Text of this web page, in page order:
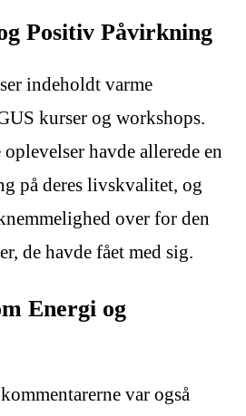
Positiv Påvirkning
indeholdt varme
kurser og workshops.
havde allerede en
på deres livskvalitet, og
over for den
de havde fået med sig.
Energi og
var også